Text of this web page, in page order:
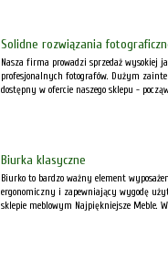
Solidne rozwiązania
Nasza firma prowadzi sprzedaż wysokiej
profesjonalnych fotografów. Dużym
dostępny w ofercie naszego sklepu -
Biurka klasyczne
Biurko to bardzo ważny element
ergonomiczny i zapewniający wygodę
sklepie meblowym Najpiękniejsze Meble.